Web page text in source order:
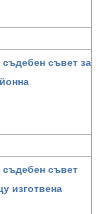
съвет за
съдебен съвет
изготвена